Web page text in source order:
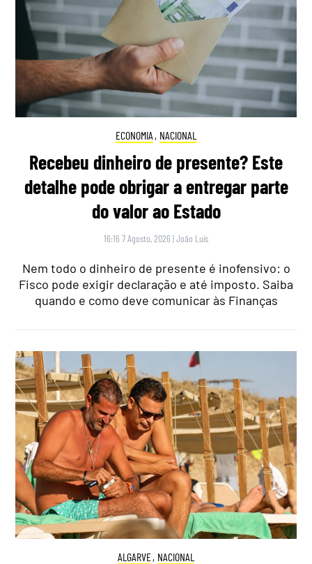
ECONOMIA , NACIONAL
Recebeu dinheiro de presente? Este
detalhe pode obrigar a entregar parte
do valor ao Estado
16:16 7 Agosto, 2026 |João Luís
Nem todo o dinheiro de presente é inofensivo: o
Fisco pode exigir declaração e até imposto. Saiba
quando e como deve comunicar às Finanças
ALGARVE, NACIONAL